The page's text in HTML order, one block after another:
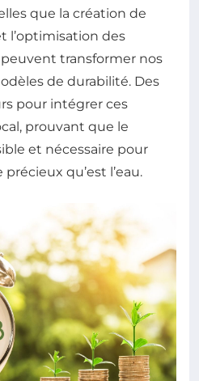
que la création de
l’optimisation des
transformer nos
de durabilité. Des
pour intégrer ces
prouvant que le
et nécessaire pour
qu’est l’eau.